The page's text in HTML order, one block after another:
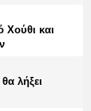
Χούθι και
λήξει